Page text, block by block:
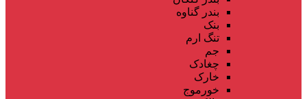
بندر گناوه
بنک
تنگ ارم
جم
چغادک
خارک
خورموج